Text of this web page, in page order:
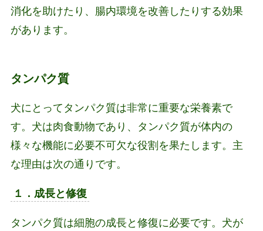
消化を助けたり、腸内環境を改善したりする効果
があります。
タンパク質
犬にとってタンパク質は非常に重要な栄養素で
す。犬は肉食動物であり、タンパク質が体内の
様々な機能に必要不可欠な役割を果たします。主
な理由は次の通りです。
１．成長と修復
タンパク質は細胞の成長と修復に必要です。犬が